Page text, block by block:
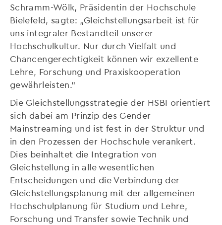
Schramm-Wölk, Präsidentin der Hochschule
Bielefeld, sagte: „Gleichstellungsarbeit ist für
uns integraler Bestandteil unserer
Hochschulkultur. Nur durch Vielfalt und
Chancengerechtigkeit können wir exzellente
Lehre, Forschung und Praxiskooperation
gewährleisten.“
Die Gleichstellungsstrategie der HSBI orientiert
sich dabei am Prinzip des Gender
Mainstreaming und ist fest in der Struktur und
in den Prozessen der Hochschule verankert.
Dies beinhaltet die Integration von
Gleichstellung in alle wesentlichen
Entscheidungen und die Verbindung der
Gleichstellungsplanung mit der allgemeinen
Hochschulplanung für Studium und Lehre,
Forschung und Transfer sowie Technik und